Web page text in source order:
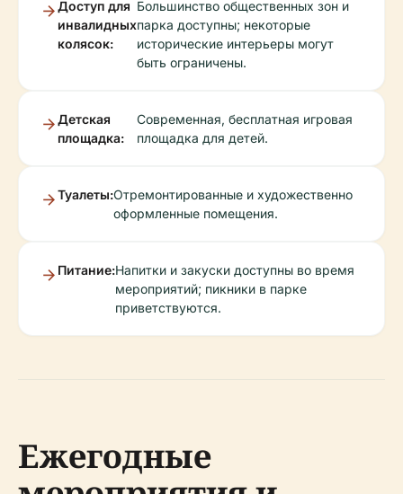
Доступ для
инвалидных
колясок:
Большинство общественных зон и
парка доступны; некоторые
исторические интерьеры могут
быть ограничены.
Детская
площадка:
Современная, бесплатная игровая
площадка для детей.
Туалеты:Отремонтированные и художественно
оформленные помещения.
Питание:Напитки и закуски доступны во время
мероприятий; пикники в парке
приветствуются.
Ежегодные